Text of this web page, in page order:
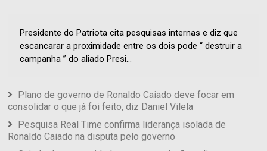
Presidente do Patriota cita pesquisas internas e diz que
escancarar a proximidade entre os dois pode “ destruir a
campanha ” do aliado Presi...
Plano de governo de Ronaldo Caiado deve focar em
consolidar o que já foi feito, diz Daniel Vilela
Pesquisa Real Time confirma liderança isolada de
Ronaldo Caiado na disputa pelo governo